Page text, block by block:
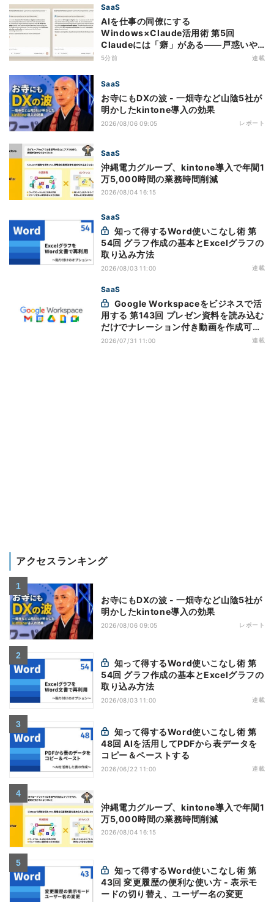
SaaS
AIを仕事の同僚にする
Windows×Claude活用術 第5回
Claudeには「癖」がある――戸惑いや
すい7つの仕様
5分前 連載
SaaS
お寺にもDXの波 - 一畑寺など山陰5社が
明かしたkintone導入の効果
2026/08/06 09:05 レポート
SaaS
沖縄電力グループ、kintone導入で年間1
万5,000時間の業務時間削減
2026/08/04 16:15
SaaS
54回 グラフ作成の基本とExcelグラフの
取り込み方法
2026/08/03 11:00 連載
SaaS
用する 第143回 プレゼン資料を読み込む
だけでナレーション付き動画を作成可能
になった「Google Vids」
2026/07/31 11:00 連載
アクセスランキング
お寺にもDXの波 - 一畑寺など山陰5社が
明かしたkintone導入の効果
2026/08/06 09:05 レポート
54回 グラフ作成の基本とExcelグラフの
取り込み方法
2026/08/03 11:00 連載
48回 AIを活用してPDFから表データを
コピー＆ペーストする
2026/06/22 11:00 連載
沖縄電力グループ、kintone導入で年間1
万5,000時間の業務時間削減
2026/08/04 16:15
43回 変更履歴の便利な使い方 - 表示モ
ードの切り替え、ユーザー名の変更